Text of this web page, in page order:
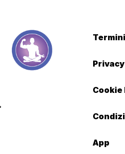
Cookie
App